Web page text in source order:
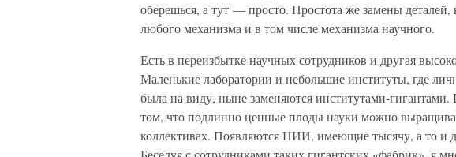
оберешься, а тут — просто. Простота же замены
любого механизма и в том числе механизма научного.
Есть в переизбытке научных сотрудников и другая
Маленькие лаборатории и небольшие институты, где
была на виду, ныне заменяются институтами-
том, что подлинно ценные плоды науки можно
коллективах. Появляются НИИ, имеющие тысячу, а то и